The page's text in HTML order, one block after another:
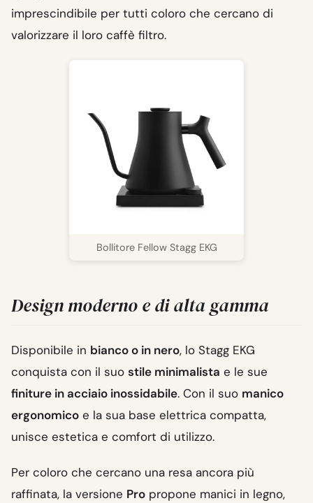
imprescindibile per tutti coloro che cercano di
valorizzare il loro caffè filtro.
Bollitore Fellow Stagg EKG
Design moderno e di alta gamma
Disponibile in bianco o in nero, lo Stagg EKG
conquista con il suo stile minimalista e le sue
finiture in acciaio inossidabile. Con il suo manico
ergonomico e la sua base elettrica compatta,
unisce estetica e comfort di utilizzo.
Per coloro che cercano una resa ancora più
raffinata, la versione Pro propone manici in legno,